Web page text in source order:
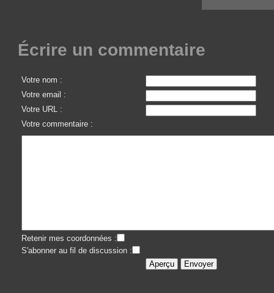
Écrire un commentaire
Votre nom :
Votre email :
Votre URL :
Votre commentaire :
Retenir mes coordonnées :
S'abonner au fil de discussion :